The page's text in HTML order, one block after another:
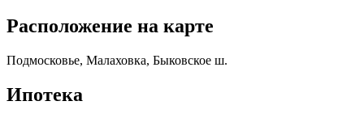
Расположение на карте
Подмосковье, Малаховка, Быковское ш.
Ипотека